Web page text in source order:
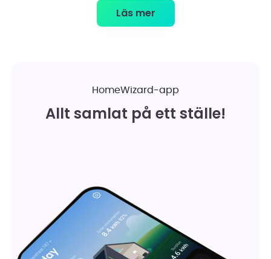
Läs mer
HomeWizard-app
Allt samlat på ett ställe!